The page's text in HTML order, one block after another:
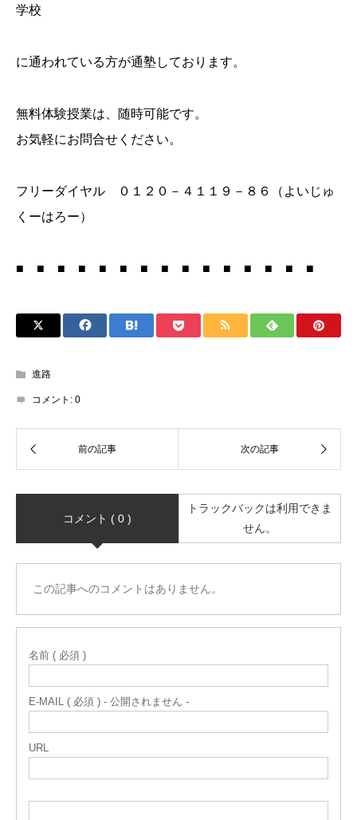
学校
に通われている方が通塾しております。
無料体験授業は、随時可能です。
お気軽にお問合せください。
フリーダイヤル ０１２０－４１１９－８６（よいじゅ
くーはろー）
■ ■ ■ ■ ■ ■ ■ ■ ■ ■ ■ ■ ■ ■ ■
進路
コメント: 0
コメント ( 0 )
トラックバックは利用できま
せん。
この記事へのコメントはありません。
名前 ( 必須 )
E-MAIL ( 必須 ) - 公開されません -
URL